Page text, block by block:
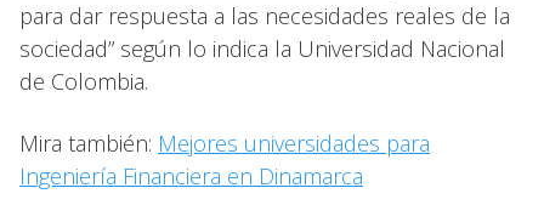
para dar respuesta a las necesidades reales de la
sociedad” según lo indica la Universidad Nacional
de Colombia.
Mira también: Mejores universidades para
Ingeniería Financiera en Dinamarca